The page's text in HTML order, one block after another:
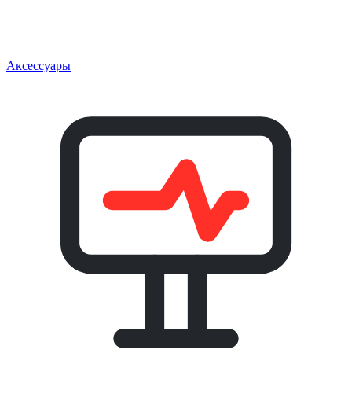
Аксессуары